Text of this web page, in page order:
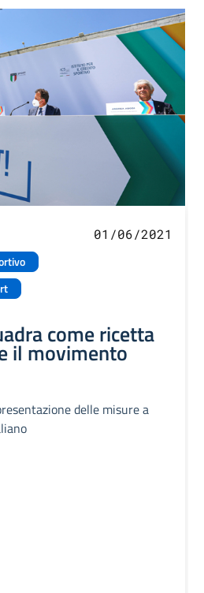
01/06/2021
come ricetta
il movimento
delle misure a